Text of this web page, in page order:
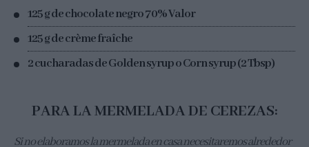
125 g de chocolate negro 70% Valor
125 g de crème fraîche
2 cucharadas de Golden syrup o Corn syrup (2 Tbsp)
PARA LA MERMELADA DE CEREZAS:
Si no elaboramos la mermelada en casa necesitaremos alrededor